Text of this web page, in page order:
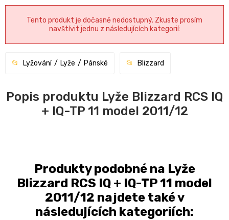
Tento produkt je dočasně nedostupný. Zkuste prosím
navštívit jednu z následujících kategorií:
Lyžování Lyže Pánské Blizzard
Popis produktu Lyže Blizzard RCS IQ
+ IQ-TP 11 model 2011/12
Produkty podobné na Lyže
Blizzard RCS IQ + IQ-TP 11 model
2011/12 najdete také v
následujících kategoriích: